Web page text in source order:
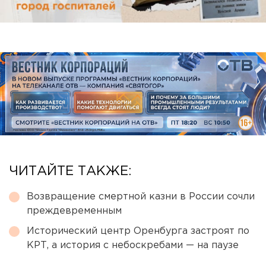
ЧИТАЙТЕ ТАКЖЕ:
Возвращение смертной казни в России сочли
преждевременным
Исторический центр Оренбурга застроят по
КРТ, а история с небоскребами — на паузе